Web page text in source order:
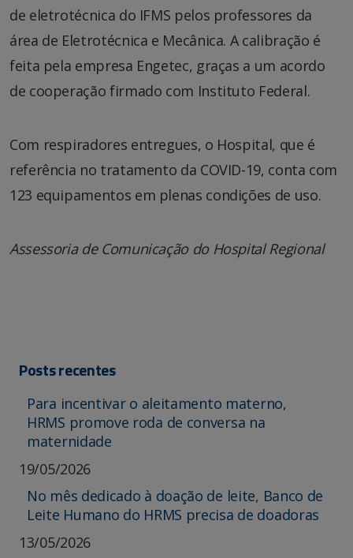
de eletrotécnica do IFMS pelos professores da
área de Eletrotécnica e Mecânica. A calibração é
feita pela empresa Engetec, graças a um acordo
de cooperação firmado com Instituto Federal.
Com respiradores entregues, o Hospital, que é
referência no tratamento da COVID-19, conta com
123 equipamentos em plenas condições de uso.
Assessoria de Comunicação do Hospital Regional
Posts recentes
Para incentivar o aleitamento materno,
HRMS promove roda de conversa na
maternidade
19/05/2026
No mês dedicado à doação de leite, Banco de
Leite Humano do HRMS precisa de doadoras
13/05/2026